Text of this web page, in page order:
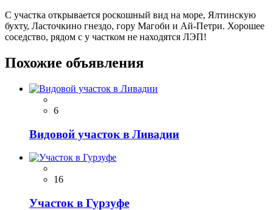
С участка открывается роскошный вид на море, Ялтинскую
бухту, Ласточкино гнездо, гору Магоби и Ай-Петри. Хорошее
соседство, рядом с у частком не находятся ЛЭП!
Похожие объявления
6
Видовой участок в Ливадии
16
Участок в Гурзуфе